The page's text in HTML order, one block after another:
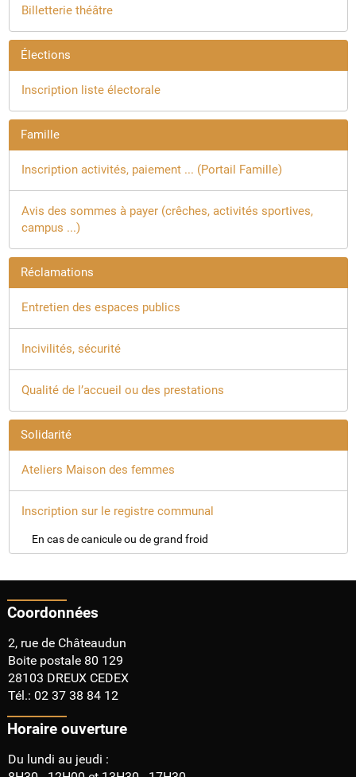
Billetterie théâtre
Élections
Inscription liste électorale
Famille
Inscription activités, paiement ... (Portail Famille)
Avis des sommes à payer(crêches, activités sportives,
campus ...)
Réclamations
Entretien des espaces publics
Incivilités, sécurité
Qualité de l’accueil ou des prestations
Solidarité
Ateliers Maison des femmes
Inscription sur le registre communal
En cas de canicule ou de grand froid
Coordonnées
2, rue de Châteaudun
Boite postale 80 129
28103 DREUX CEDEX
Tél.: 02 37 38 84 12
Horaire ouverture
Du lundi au jeudi :